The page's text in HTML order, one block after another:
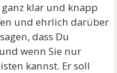
klar und knapp
und ehrlich darüber
dass Du
wenn Sie nur
kannst. Er soll